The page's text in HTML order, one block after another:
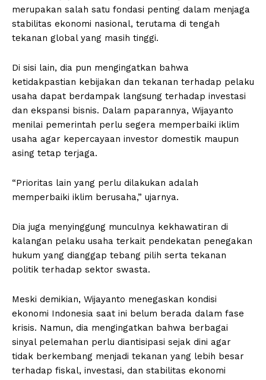
merupakan salah satu fondasi penting dalam menjaga
stabilitas ekonomi nasional, terutama di tengah
tekanan global yang masih tinggi.
Di sisi lain, dia pun mengingatkan bahwa
ketidakpastian kebijakan dan tekanan terhadap pelaku
usaha dapat berdampak langsung terhadap investasi
dan ekspansi bisnis. Dalam paparannya, Wijayanto
menilai pemerintah perlu segera memperbaiki iklim
usaha agar kepercayaan investor domestik maupun
asing tetap terjaga.
“Prioritas lain yang perlu dilakukan adalah
memperbaiki iklim berusaha,” ujarnya.
Dia juga menyinggung munculnya kekhawatiran di
kalangan pelaku usaha terkait pendekatan penegakan
hukum yang dianggap tebang pilih serta tekanan
politik terhadap sektor swasta.
Meski demikian, Wijayanto menegaskan kondisi
ekonomi Indonesia saat ini belum berada dalam fase
krisis. Namun, dia mengingatkan bahwa berbagai
sinyal pelemahan perlu diantisipasi sejak dini agar
tidak berkembang menjadi tekanan yang lebih besar
terhadap fiskal, investasi, dan stabilitas ekonomi